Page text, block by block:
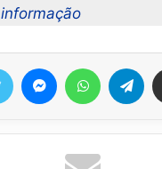
informação